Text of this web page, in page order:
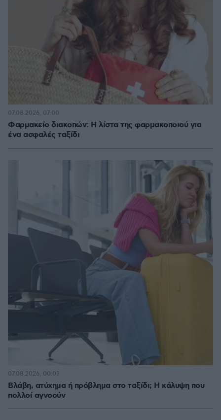
Φαρμακείο διακοπών: Η λίστα της φαρμακοποιού για
ένα ασφαλές ταξίδι
07.08.2026, 07:00
Βλάβη, ατύχημα ή πρόβλημα στο ταξίδι; Η κάλυψη που
πολλοί αγνοούν
07.08.2026, 00:03